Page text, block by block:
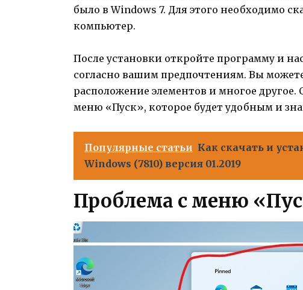
было в Windows 7. Для этого необходимо
компьютер.
После установки откройте программу и
согласно вашим предпочтениям. Вы
расположение элементов и многое
меню «Пуск», которое будет удобным и
Популярные статьи Как скачать и
Windows (7810) версия 01.2019
Проблема с меню